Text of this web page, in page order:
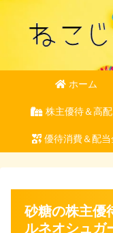
ホーム
株主優待＆高配
優待消費＆配当
砂糖の株主優
ルネオシュガ